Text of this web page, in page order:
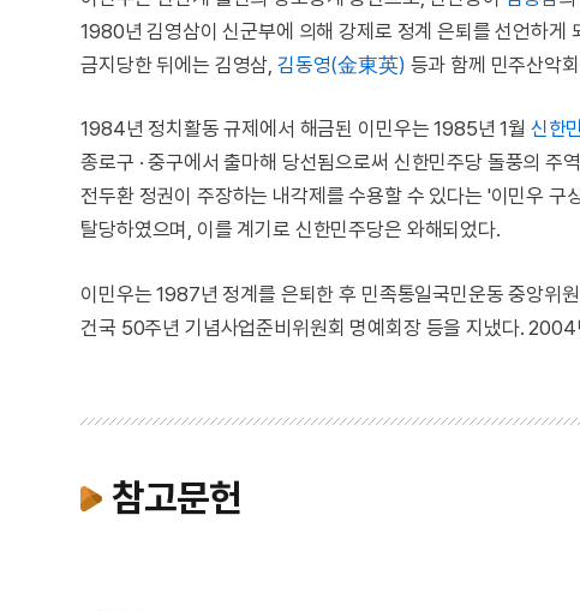
1980년 김영삼이 신군부에 의해 강제로 정계 은퇴를 선언하게
금지당한 뒤에는 김영삼, 김동영(金東英) 등과 함께 민주산악
1984년 정치활동 규제에서 해금된 이민우는 1985년 1월 신한
종로구 · 중구에서 출마해 당선됨으로써 신한민주당 돌풍의
전두환 정권이 주장하는 내각제를 수용할 수 있다는 '이민우
탈당하였으며, 이를 계기로 신한민주당은 와해되었다.
이민우는 1987년 정계를 은퇴한 후 민족통일국민운동 중앙위
건국 50주년 기념사업준비위원회 명예회장 등을 지냈다.
참고문헌